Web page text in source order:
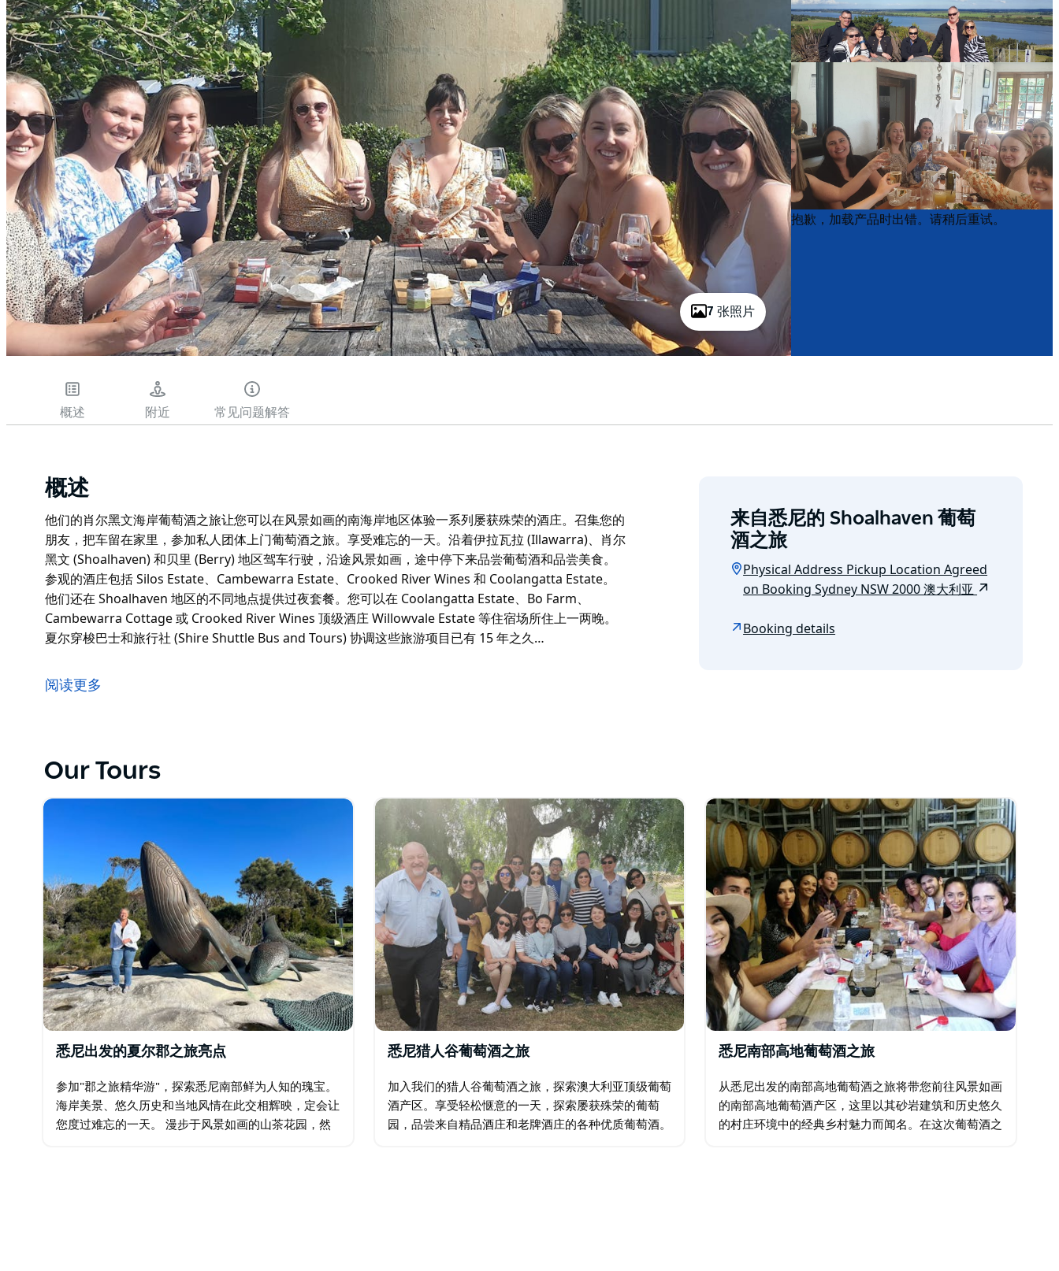
7 张照片
Product
Product
抱歉，加载产品时出错。请稍后重试。
概述 附近 常见问题解答
概述
他们的肖尔黑文海岸葡萄酒之旅让您可以在风景如画的南海岸地区体验一系列屡获殊荣的酒庄。召集您的
朋友，把车留在家里，参加私人团体上门葡萄酒之旅。享受难忘的一天。沿着伊拉瓦拉 (Illawarra)、肖尔
黑文 (Shoalhaven) 和贝里 (Berry) 地区驾车行驶，沿途风景如画，途中停下来品尝葡萄酒和品尝美食。
参观的酒庄包括 Silos Estate、Cambewarra Estate、Crooked River Wines 和 Coolangatta Estate。
他们还在 Shoalhaven 地区的不同地点提供过夜套餐。您可以在 Coolangatta Estate、Bo Farm、
Cambewarra Cottage 或 Crooked River Wines 顶级酒庄 Willowvale Estate 等住宿场所住上一两晚。
夏尔穿梭巴士和旅行社 (Shire Shuttle Bus and Tours) 协调这些旅游项目已有 15 年之久…
朋友，把车留在家里，参加私人团体上门葡萄酒之旅。享受难忘的一天。沿着伊拉瓦拉 (Illawarra)、肖尔
黑文 (Shoalhaven) 和贝里 (Berry) 地区驾车行驶，沿途风景如画，途中停下来品尝葡萄酒和品尝美食。
Cambewarra Cottage 或 Crooked River Wines 顶级酒庄 Willowvale Estate 等住宿场所住上一两晚。
夏尔穿梭巴士和旅行社 (Shire Shuttle Bus and Tours) 协调这些旅游项目已有 15 年之久。旅行团旨在满
足客户的需求。享受当地特产、精品酒庄以及创造有趣的长期记忆是我们的目标。
阅读更多
来自悉尼的 Shoalhaven 葡萄
酒之旅
Physical Address Pickup Location Agreed
on Booking Sydney NSW 2000 澳大利亚
Booking details
Our Tours
悉尼出发的夏尔郡之旅亮点
参加"郡之旅精华游"，探索悉尼南部鲜为人知的瑰宝。
海岸美景、悠久历史和当地风情在此交相辉映，定会让
您度过难忘的一天。 漫步于风景如画的山茶花园，然
悉尼猎人谷葡萄酒之旅
加入我们的猎人谷葡萄酒之旅，探索澳大利亚顶级葡萄
酒产区。享受轻松惬意的一天，探索屡获殊荣的葡萄
园，品尝来自精品酒庄和老牌酒庄的各种优质葡萄酒。
悉尼南部高地葡萄酒之旅
从悉尼出发的南部高地葡萄酒之旅将带您前往风景如画
的南部高地葡萄酒产区，这里以其砂岩建筑和历史悠久
的村庄环境中的经典乡村魅力而闻名。在这次葡萄酒之